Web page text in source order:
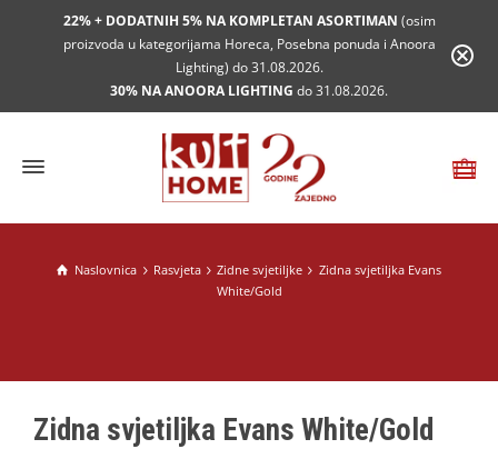
22% + DODATNIH 5% NA KOMPLETAN ASORTIMAN (osim
proizvoda u kategorijama Horeca, Posebna ponuda i Anoora
Lighting) do 31.08.2026.
30% NA ANOORA LIGHTING do 31.08.2026.
Naslovnica Rasvjeta Zidne svjetiljke
Zidna svjetiljka Evans
White/Gold
Zidna svjetiljka Evans White/Gold